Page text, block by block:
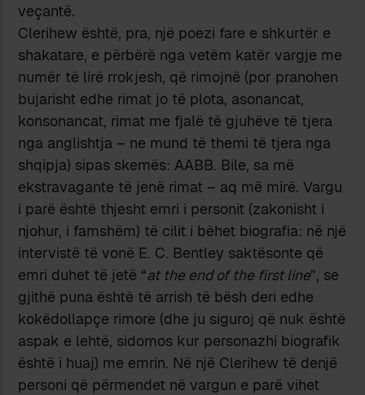
veçantë.
Clerihew është, pra, një poezi fare e shkurtër e
shakatare, e përbërë nga vetëm katër vargje me
numër të lirë rrokjesh, që rimojnë (por pranohen
bujarisht edhe rimat jo të plota, asonancat,
konsonancat, rimat me fjalë të gjuhëve të tjera
nga anglishtja – ne mund të themi të tjera nga
shqipja) sipas skemës: AABB. Bile, sa më
ekstravagante të jenë rimat – aq më mirë. Vargu
i parë është thjesht emri i personit (zakonisht i
njohur, i famshëm) të cilit i bëhet biografia: në një
intervistë të vonë E. C. Bentley saktësonte që
emri duhet të jetë “at the end of the first line”, se
gjithë puna është të arrish të bësh deri edhe
kokëdollapçe rimore (dhe ju siguroj që nuk është
aspak e lehtë, sidomos kur personazhi biografik
është i huaj) me emrin. Në një Clerihew të denjë
personi që përmendet në vargun e parë vihet